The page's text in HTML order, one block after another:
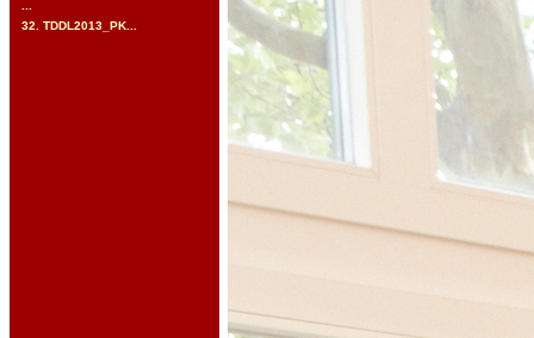
32. TDDL2013_PK...